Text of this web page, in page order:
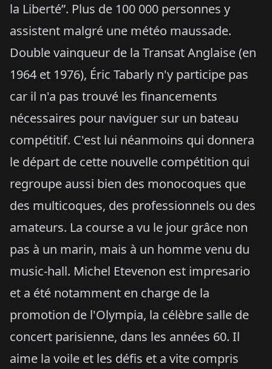
la Liberté”. Plus de 100 000 personnes y
assistent malgré une météo maussade.
Double vainqueur de la Transat Anglaise (en
1964 et 1976), Éric Tabarly n'y participe pas
car il n'a pas trouvé les financements
nécessaires pour naviguer sur un bateau
compétitif. C'est lui néanmoins qui donnera
le départ de cette nouvelle compétition qui
regroupe aussi bien des monocoques que
des multicoques, des professionnels ou des
amateurs. La course a vu le jour grâce non
pas à un marin, mais à un homme venu du
music-hall. Michel Etevenon est impresario
et a été notamment en charge de la
promotion de l'Olympia, la célèbre salle de
concert parisienne, dans les années 60. Il
aime la voile et les défis et a vite compris